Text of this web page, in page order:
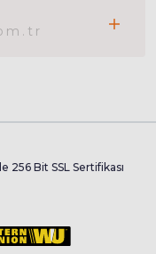
256 Bit SSL Sertifikası